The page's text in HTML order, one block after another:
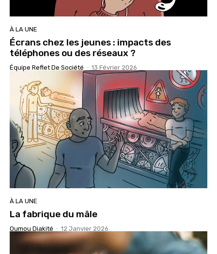
À LA UNE
Écrans chez les jeunes : impacts des
téléphones ou des réseaux ?
Équipe Reflet De Société - 13 Février 2026
À LA UNE
La fabrique du mâle
Oumou Diakité - 12 Janvier 2026